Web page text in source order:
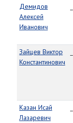
Демидов
Алексей
Иванович
Зайцев Виктор
Константинович
Казан Исай
Лазаревич